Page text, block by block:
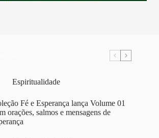
Espiritualidade
Fé e Esperança lança Volume 01
orações, salmos e mensagens de